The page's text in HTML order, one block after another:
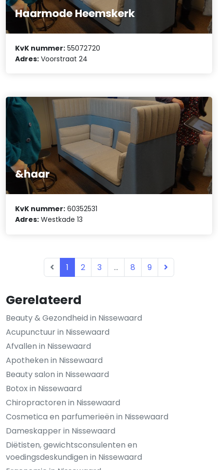
Gerelateerd
Beauty & Gezondheid in Nissewaard
Acupunctuur in Nissewaard
Afvallen in Nissewaard
Apotheken in Nissewaard
Beauty salon in Nissewaard
Botox in Nissewaard
Chiropractoren in Nissewaard
Cosmetica en parfumerieën in Nissewaard
Dameskapper in Nissewaard
Diëtisten, gewichtsconsulenten en
voedingsdeskundigen in Nissewaard
Haarmode Heemskerk
KvK nummer: 55072720
Adres: Voorstraat 24
&haar
KvK nummer: 60352531
Adres: Westkade 13
1 2 3 ... 8 9